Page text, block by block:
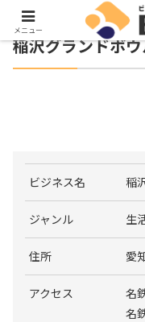
稲沢グランドボ
ビジネス名 稲
ジャンル 生
住所 愛
アクセス
名
名
メニュー